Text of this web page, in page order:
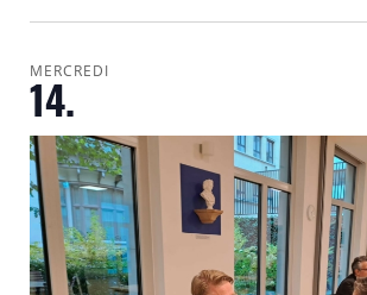
MERCREDI
14.